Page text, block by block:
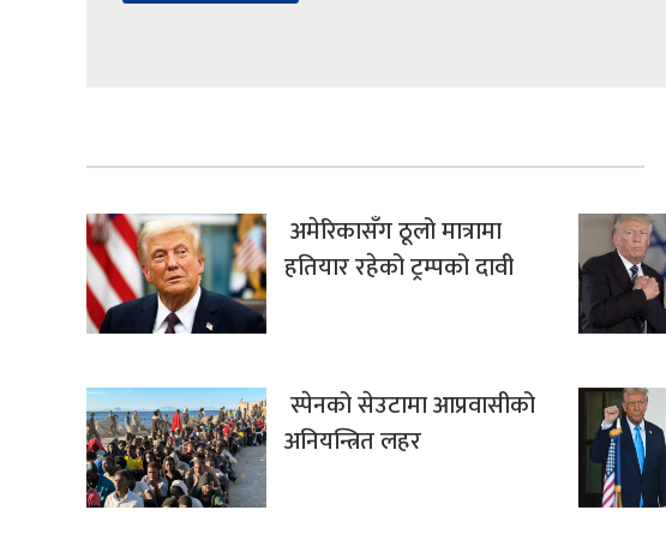
अमेरिकासँग ठूलो मात्रामा
हतियार रहेको ट्रम्पको दावी
स्पेनको सेउटामा आप्रवासीको
अनियन्त्रित लहर